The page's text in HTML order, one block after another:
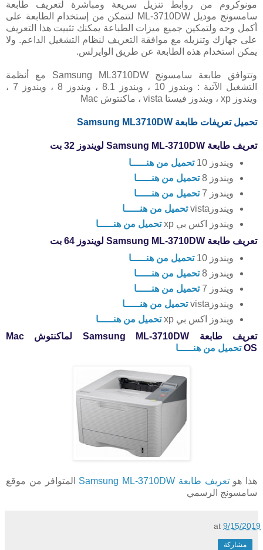
مونوكروم من روابط تنزيل سريعة ومباشرة لتعريف طابعة
سامسونج موديل ML-3710DW لتتمكن من إستخدام الطابعة على
أكمل وجه ولتمكين جميع ميزات الطباعة يمكنك تثبيت هذا التعريف
على جهازك وتنزيله مع موافقة التعريف لنظام التشغيل الداعم. ولا
يمكن استخدام هذه الطابعة عن طريق الوايرلس.
وتتوافق طابعة سامسونج Samsung ML3710DW مع أنظمة
التشغيل الآتية : ويندوز 10 ، ويندوز 8.1 ، ويندوز 8 ، ويندوز 7 ،
ويندوز xp ، ويندوز فيستا vista ، ماكنتوش Mac
تحميل تعريفات طابعة Samsung ML3710DW
تعريف طابعة Samsung ML-3710DW لويندوز 32 بت
ويندوز 10
تحميل من هنـــــا
ويندوز 8
تحميل من هنـــــا
ويندوز 7
تحميل من هنـــــا
ويندوزvista
تحميل من هنـــــا
ويندوز اكس بي xp
تحميل من هنـــــا
تعريف طابعة Samsung ML-3710DW لويندوز 64 بت
ويندوز 10
تحميل من هنـــــا
ويندوز 8
تحميل من هنـــــا
ويندوز 7
تحميل من هنـــــا
ويندوزvista
تحميل من هنـــــا
ويندوز اكس بي xp
تحميل من هنـــــا
تعريف طابعة Samsung ML-3710DW لماكنتوش Mac
OS تحميل من هنـــــا
هذا هوتعريف طابعة Samsung ML-3710DW
المتوافر من موقع
سامسونج الرسمي
at9/15/2019
مشاركة